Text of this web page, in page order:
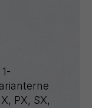
PX, SX,